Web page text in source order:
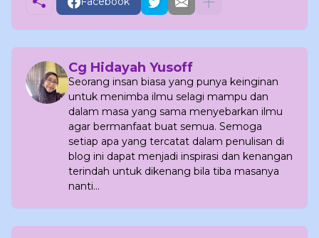
Cg Hidayah Yusoff
Seorang insan biasa yang punya keinginan
untuk menimba ilmu selagi mampu dan
dalam masa yang sama menyebarkan ilmu
agar bermanfaat buat semua. Semoga
setiap apa yang tercatat dalam penulisan di
blog ini dapat menjadi inspirasi dan kenangan
terindah untuk dikenang bila tiba masanya
nanti...